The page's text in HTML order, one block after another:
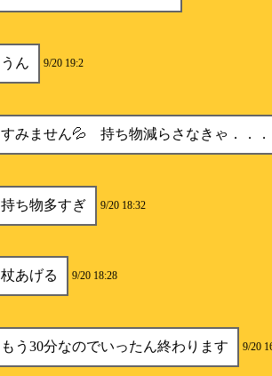
うん 9/20 19:2
すみません💦 持ち物減らさなきゃ．．．
持ち物多すぎ 9/20 18:32
杖あげる 9/20 18:28
もう30分なのでいったん終わります 9/20